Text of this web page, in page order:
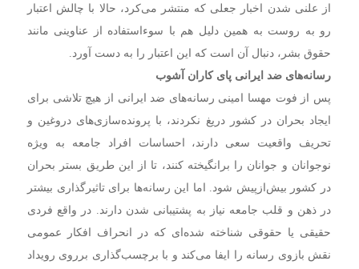
از علنی شدن اخبار جعلی که منتشر می‌کرد، حالا با چالش اعتبار
رو به روست به همین دلیل هم با سوءاستفاده از عناوینی مانند
حقوق بشر، دنبال آن است که این اعتبار را به دست آورد.
رسانه‌های ضد ایرانی پای کاران آشوب
پس از فوت مهسا امینی رسانه‌های ضد ایرانی از هیچ تلاشی برای
ایجاد بحران در کشور دریغ نکردند، با پرونده‌سازی‌های دروغین و
تحریف واقعیت سعی دارند، احساسات افراد جامعه به ویژه
نوجوانان و جوانان را برانگیخته کنند، تا از این طریق بستر بحران
در کشور بیش‌ازپیش شود. اما این رسانه‌ها برای تاثیرگذاری بیشتر
در ذهن و قلب جامعه نیاز به پشتیبانی شدن دارند. در واقع فردی
حقیقی یا حقوقی شناخته شده‌ای که در انحراف افکار عمومی
نقش بازوی رسانه را ایفا می‌کند و با برچسب‌گذاری برروی رویداد